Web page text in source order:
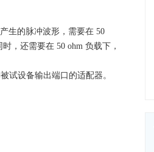
生的脉冲波形，需要在 50
，还需要在 50 ohm 负载下，
设备输出端口的适配器。